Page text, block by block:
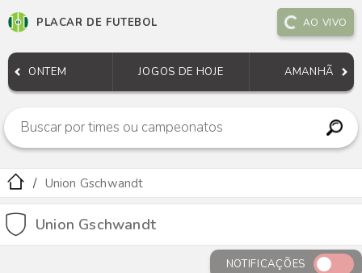
PLACAR DE FUTEBOL AO VIVO
ONTEM JOGOS DE HOJE AMANHÃ
Union Gschwandt
Union Gschwandt
NOTIFICAÇÕES